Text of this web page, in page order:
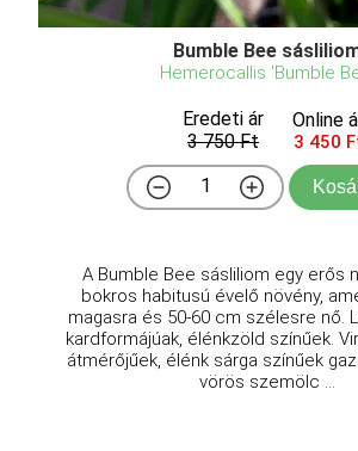
Bumble Bee
Hemerocallis 'Bumble
Eredeti ár
3 750 Ft
Online
3 450
A Bumble Bee sásliliom egy erős
bokros habitusú évelő növény,
magasra és 50-60 cm szélesre nő.
kardformájúak, élénkzöld színűek.
átmérőjűek, élénk sárga színűek
vörös szemölc ...